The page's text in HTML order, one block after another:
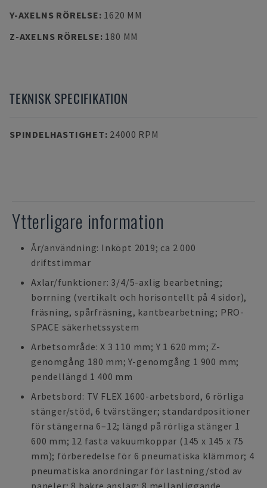
Y-AXELNS RÖRELSE: 1620 MM
Z-AXELNS RÖRELSE: 180 MM
TEKNISK SPECIFIKATION
SPINDELHASTIGHET: 24000 RPM
Ytterligare information
År/användning: Inköpt 2019; ca 2 000
driftstimmar
Axlar/funktioner: 3/4/5-axlig bearbetning;
borrning (vertikalt och horisontellt på 4 sidor),
fräsning, spårfräsning, kantbearbetning; PRO-
SPACE säkerhetssystem
Arbetsområde: X 3 110 mm; Y 1 620 mm; Z-
genomgång 180 mm; Y-genomgång 1 900 mm;
pendellängd 1 400 mm
Arbetsbord: TV FLEX 1600-arbetsbord, 6 rörliga
stänger/stöd, 6 tvärstänger; standardpositioner
för stängerna 6–12; längd på rörliga stänger 1
600 mm; 12 fasta vakuumkoppar (145 x 145 x 75
mm); förberedelse för 6 pneumatiska klämmor; 4
pneumatiska anordningar för lastning/stöd av
paneler; 8 bakre anslag; 8 mellanliggande